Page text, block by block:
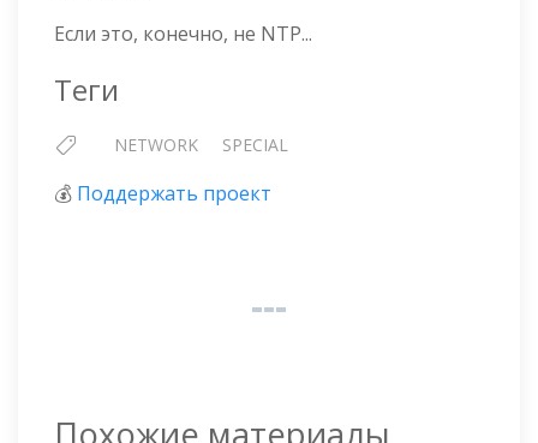
Если это, конечно, не NTP...
Теги
NETWORK SPECIAL
💰 Поддержать проект
Похожие материалы